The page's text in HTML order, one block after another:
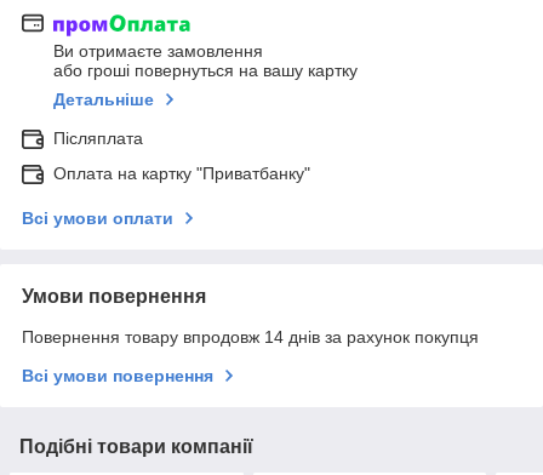
Ви отримаєте замовлення
або гроші повернуться на вашу картку
Детальніше
Післяплата
Оплата на картку "Приватбанку"
Всі умови оплати
Умови повернення
Повернення товару впродовж 14 днів за рахунок покупця
Всі умови повернення
Подібні товари компанії